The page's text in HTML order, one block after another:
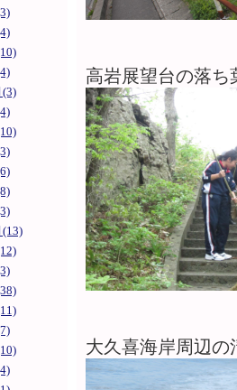
(3)
(13)
高岩展望台の落ち
大久喜海岸周辺の